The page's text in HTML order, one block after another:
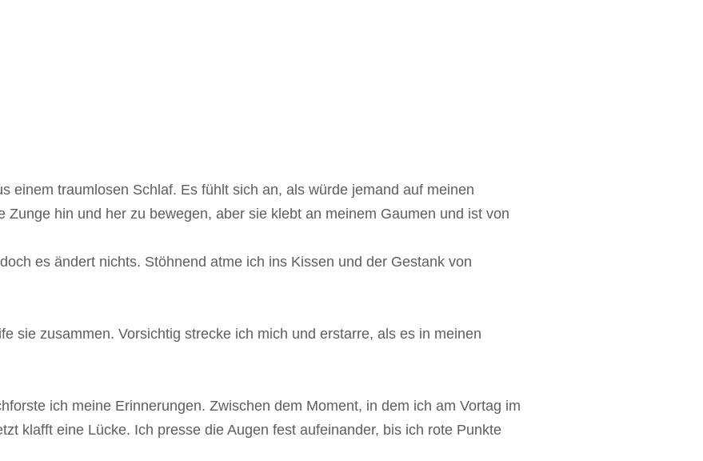
einem traumlosen Schlaf. Es fühlt sich an, als würde jemand auf meinen
hin und her zu bewegen, aber sie klebt an meinem Gaumen und ist von
es ändert nichts. Stöhnend atme ich ins Kissen und der Gestank von
sie zusammen. Vorsichtig strecke ich mich und erstarre, als es in meinen
ich meine Erinnerungen. Zwischen dem Moment, in dem ich am Vortag im
klafft eine Lücke. Ich presse die Augen fest aufeinander, bis ich rote Punkte